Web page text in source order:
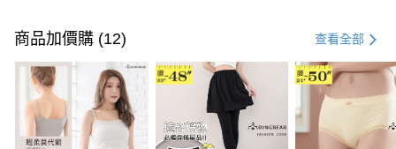
信用卡一次付款
超商取貨付款
LINE Pay
Apple Pay
商品加價購 (12) 查看全部